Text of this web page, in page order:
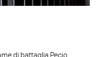
di battaglia Pecio